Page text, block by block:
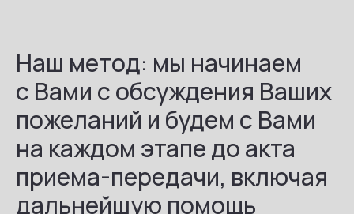
Наш метод: мы начинаем
с Вами с обсуждения Ваших
пожеланий и будем с Вами
на каждом этапе до акта
приема-передачи, включая
дальнейшую помощь